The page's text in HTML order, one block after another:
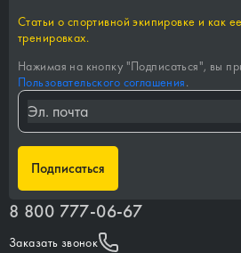
Статьи о спортивной экипировке и как
тренировках.
Нажимая на кнопку "Подписаться", вы
Пользовательского соглашения.
Подписаться
8 800 777-06-67
Заказать звонок